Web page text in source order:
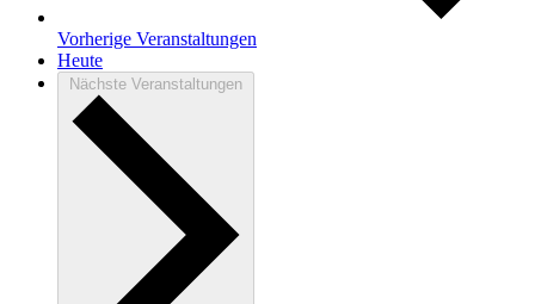
Vorherige Veranstaltungen
Heute
Nächste Veranstaltungen